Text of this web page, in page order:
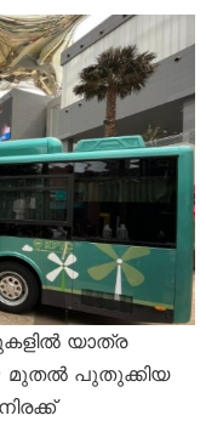
യാത്ര
മുതൽ പുതുക്കിയ